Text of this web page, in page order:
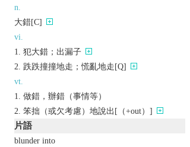
n.
大錯[C]
vi.
犯大錯；出漏子
跌跌撞撞地走；慌亂地走[Q]
vt.
做錯，辦錯（事情等）
笨拙（或欠考慮）地說出[（+out）]
片語
blunder into